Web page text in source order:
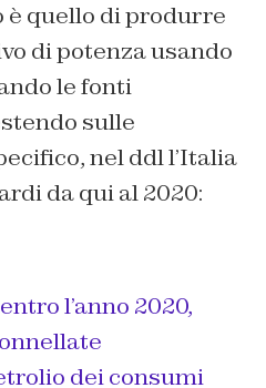
è quello di produrre
di potenza usando
le fonti
sulle
nel ddl l’Italia
da qui al 2020:
l’anno 2020,
dei consumi